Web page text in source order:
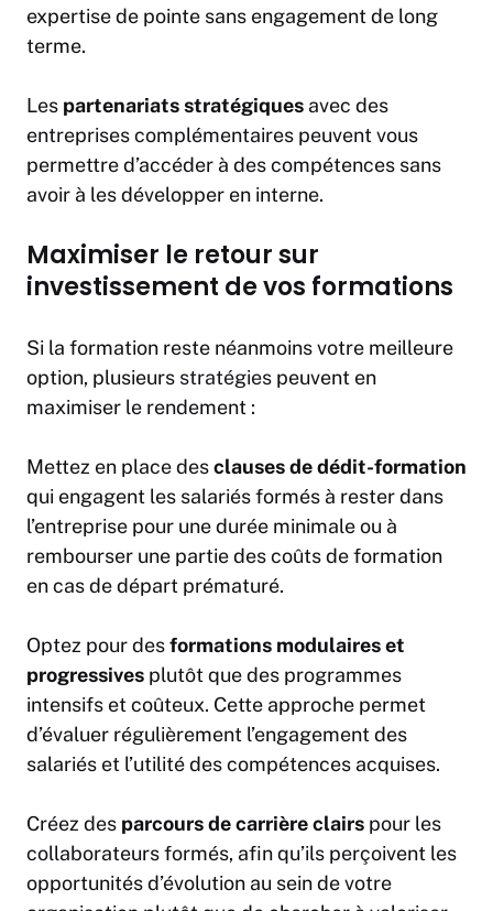
expertise de pointe sans engagement de long
terme.
Les partenariats stratégiques avec des
entreprises complémentaires peuvent vous
permettre d’accéder à des compétences sans
avoir à les développer en interne.
Maximiser le retour sur
investissement de vos formations
Si la formation reste néanmoins votre meilleure
option, plusieurs stratégies peuvent en
maximiser le rendement :
Mettez en place desclauses de dédit-formation
qui engagent les salariés formés à rester dans
l’entreprise pour une durée minimale ou à
rembourser une partie des coûts de formation
en cas de départ prématuré.
Optez pour desformations modulaires et
progressives plutôt que des programmes
intensifs et coûteux. Cette approche permet
d’évaluer régulièrement l’engagement des
salariés et l’utilité des compétences acquises.
Créez des parcours de carrière clairs pour les
collaborateurs formés, afin qu’ils perçoivent les
opportunités d’évolution au sein de votre